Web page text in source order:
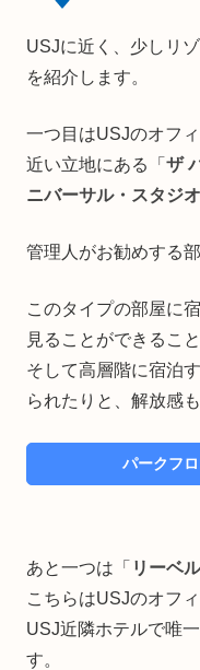
USJに近く、少しリ
を紹介します。
一つ目はUSJのオフ
近い立地にある「 ザ
ニバーサル・スタジ
管理人がお勧めする
このタイプの部屋に
見ることができること
そして高層階に宿泊
られたりと、解放感
パークフ
あと一つは「 リーベ
こちらはUSJのオフ
USJ近隣ホテルで唯
す。